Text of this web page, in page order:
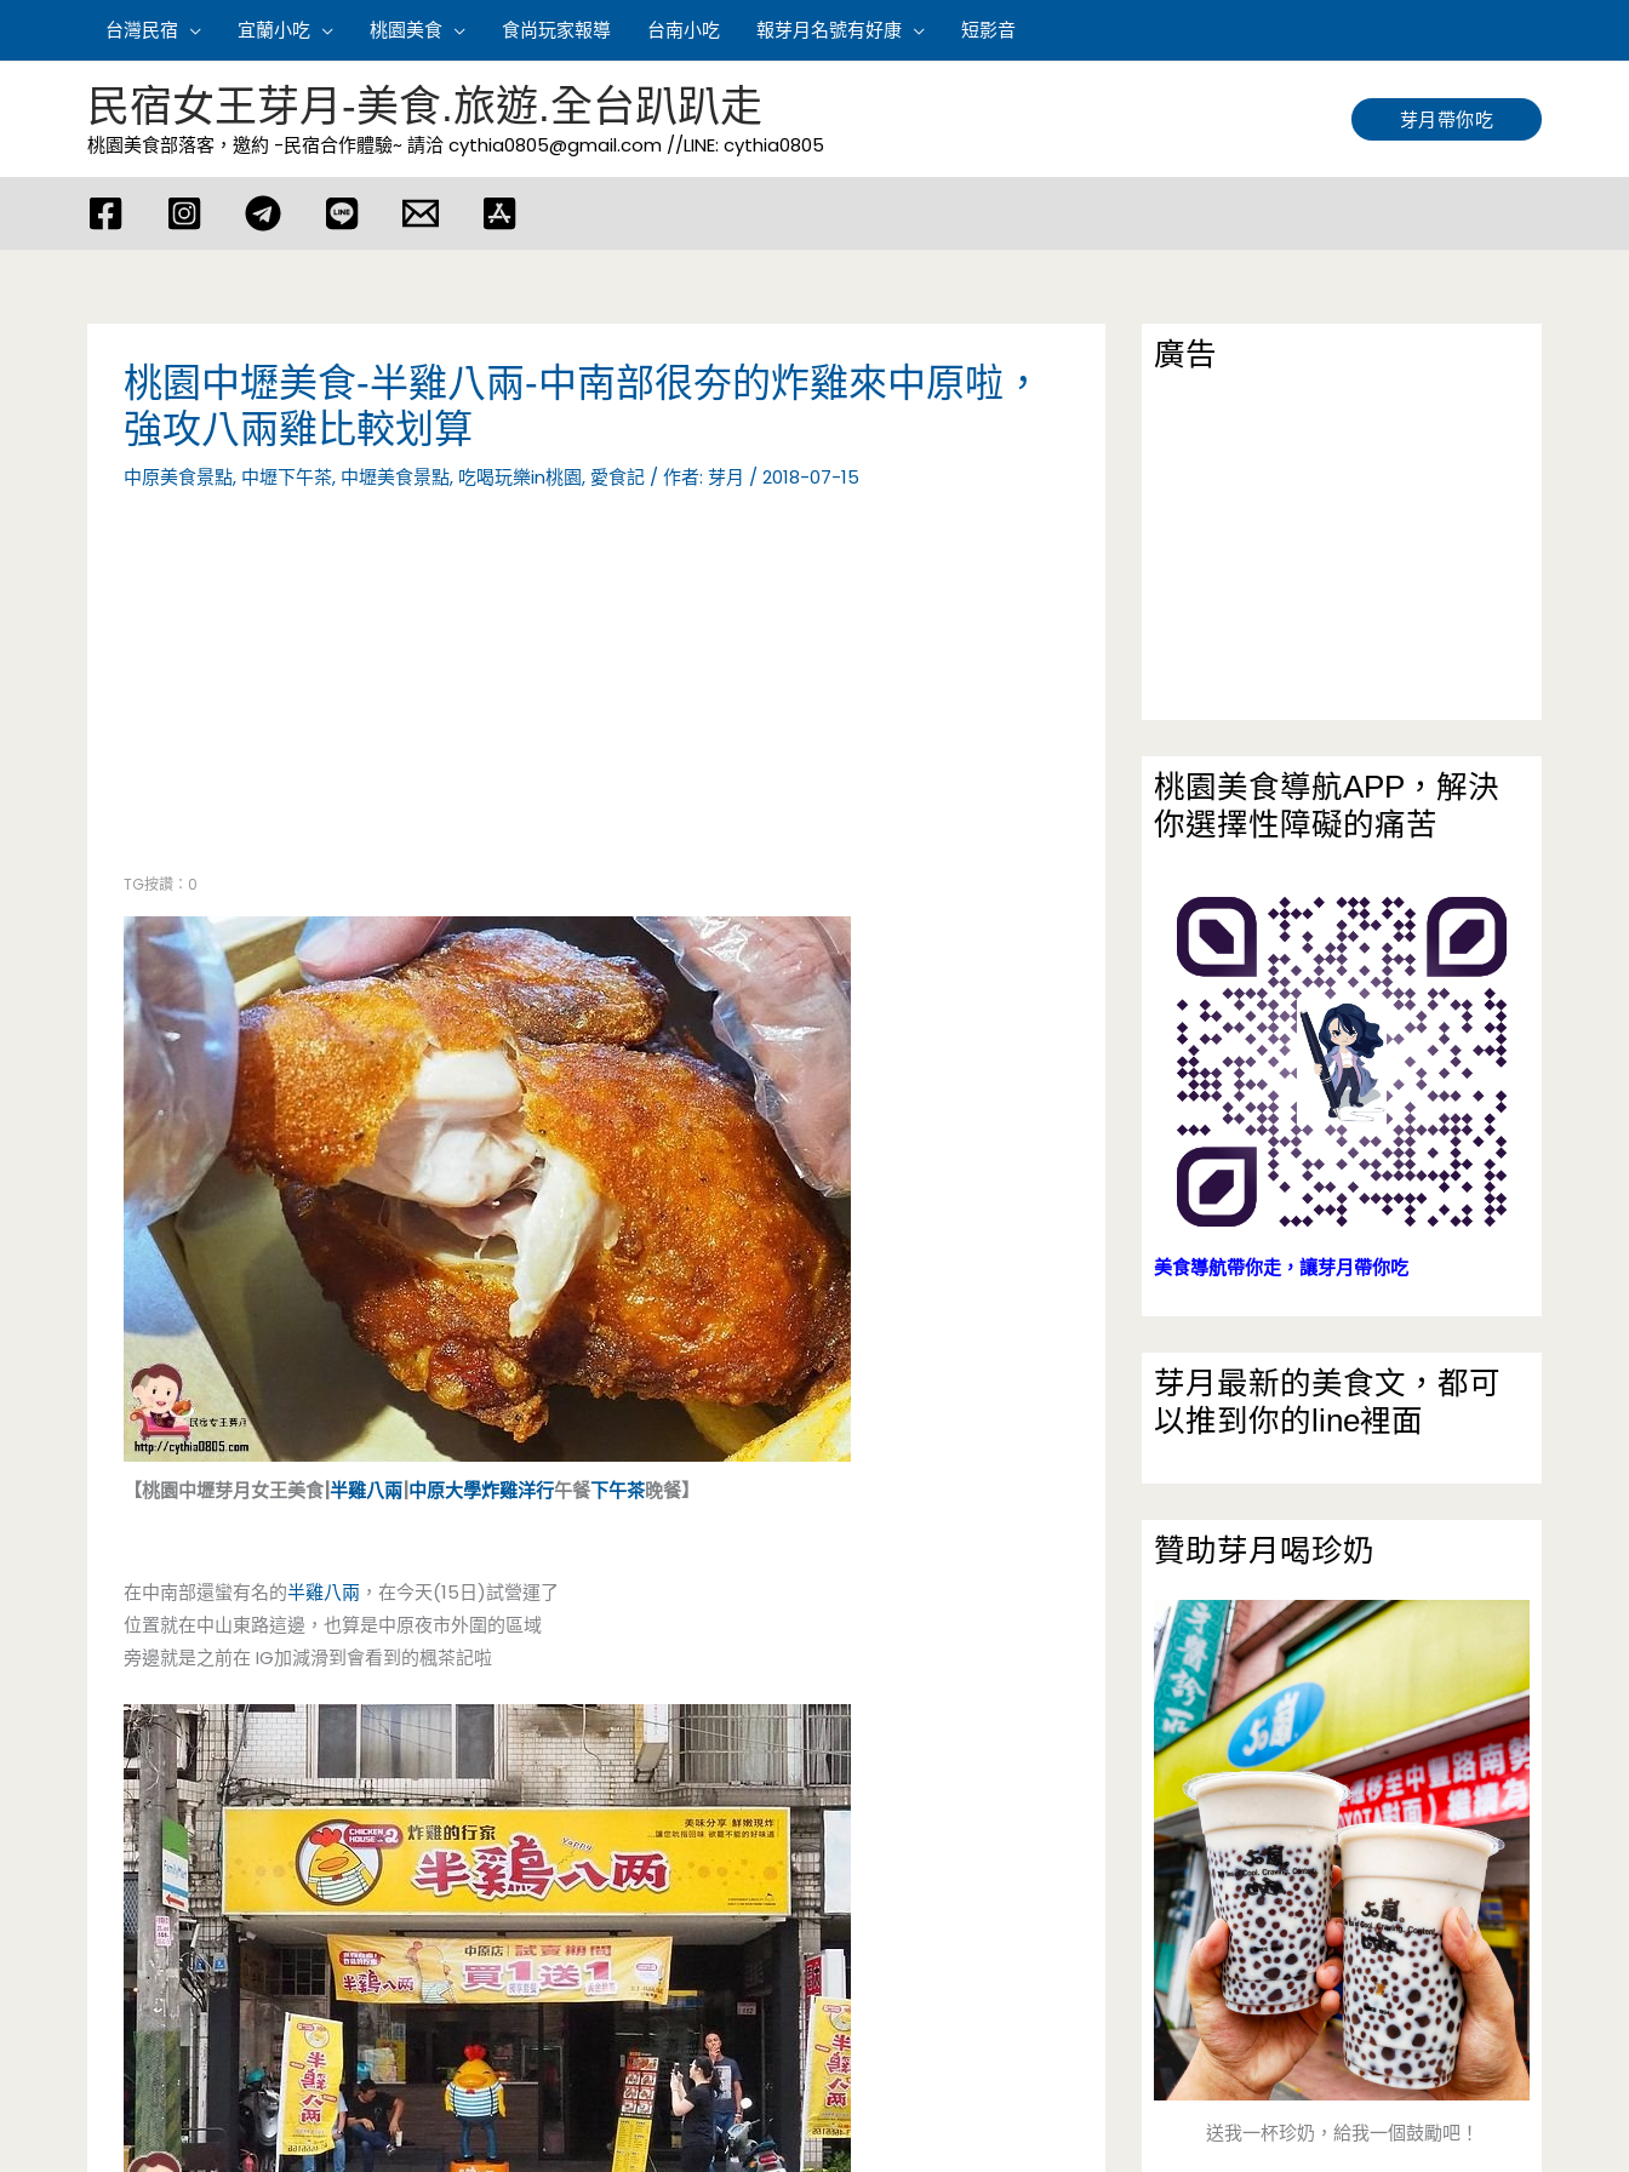
容
台灣民宿 宜蘭小吃 桃園美食 食尚玩家報導 台南小吃 報芽月名號有好康 短影音
尋
民宿女王芽月-美食.旅遊.全台趴趴走
桃園美食部落客，邀約 -民宿合作體驗~ 請洽cythia0805@gmail.com //LINE: cythia0805
芽月帶你吃
桃園中壢美食-半雞八兩-中南部很夯的炸雞來中原啦，
強攻八兩雞比較划算
中原美食景點, 中壢下午茶, 中壢美食景點, 吃喝玩樂in桃園, 愛食記 / 作者: 芽月 / 2018-07-15
TG按讚：0
【桃園中壢芽月女王美食| 半雞八兩 中原大學炸雞洋行午餐下午茶晚餐】
在中南部還蠻有名的半雞八兩 ，在今天(15日)試營運了
位置就在中山東路這邊，也算是中原夜市外圍的區域
旁邊就是之前在 IG加減滑到會看到的楓茶記啦
廣告
桃園美食導航APP，解決
你選擇性障礙的痛苦
美食導航帶你走，讓芽月帶你吃
芽月最新的美食文，都可
以推到你的line裡面
贊助芽月喝珍奶
送我一杯珍奶，給我一個鼓勵吧！